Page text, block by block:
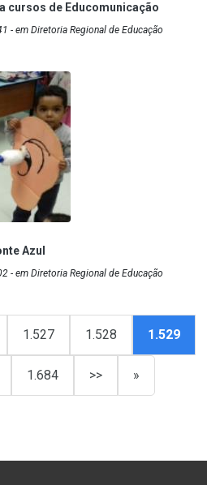
cursos de Educomunicação
- em Diretoria Regional de Educação
Azul
- em Diretoria Regional de Educação
1.527 1.528 1.529
1.684 >> »